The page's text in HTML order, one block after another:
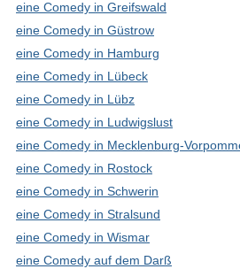
eine Comedy in Greifswald
eine Comedy in Güstrow
eine Comedy in Hamburg
eine Comedy in Lübeck
eine Comedy in Lübz
eine Comedy in Ludwigslust
eine Comedy in Mecklenburg-
eine Comedy in Rostock
eine Comedy in Schwerin
eine Comedy in Stralsund
eine Comedy in Wismar
eine Comedy auf dem Darß